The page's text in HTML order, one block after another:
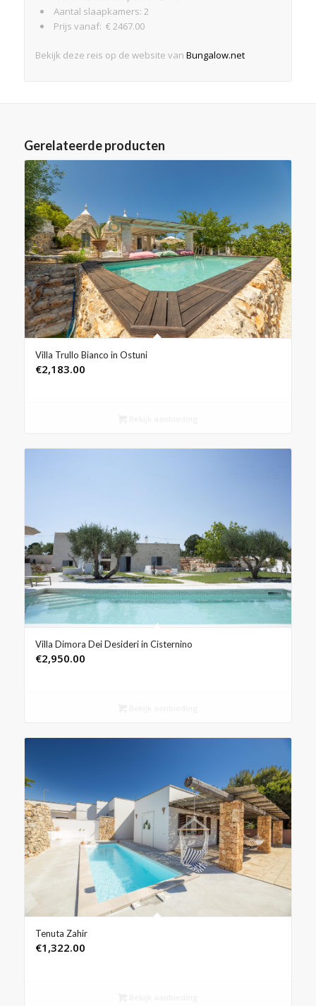
Aantal slaapkamers: 2
Prijs vanaf: € 2467.00
Bekijk deze reis op de website van Bungalow.net
Gerelateerde producten
Villa Trullo Bianco in Ostuni
€2,183.00
Villa Dimora Dei Desideri in Cisternino
€2,950.00
Tenuta Zahir
€1,322.00